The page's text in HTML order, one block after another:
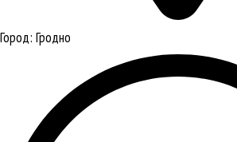
Город: Гродно